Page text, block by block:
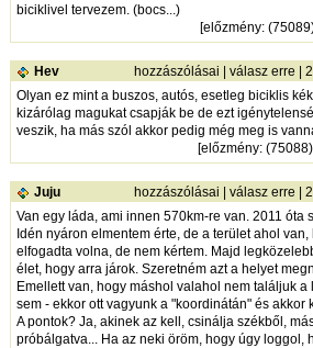
biciklivel tervezem. (bocs...)
[előzmény:
Hev hozzászólásai válasz erre |
Olyan ez mint a buszos, autós, esetleg biciklis
kizárólag magukat csapják be de ezt
veszik, ha más szól akkor pedig még meg is
[előzmény:
Juju hozzászólásai válasz erre |
Van egy láda, ami innen 570km-re van. 2011 óta
Idén nyáron elmentem érte, de a terület ahol van,
elfogadta volna, de nem kértem. Majd
élet, hogy arra járok. Szeretném azt a helyet
Emellett van, hogy máshol valahol nem találjuk
sem - ekkor ott vagyunk a "koordinátán" és akkor
A pontok? Ja, akinek az kell, csinálja székből,
próbálgatva... Ha az neki öröm, hogy úgy loggol,